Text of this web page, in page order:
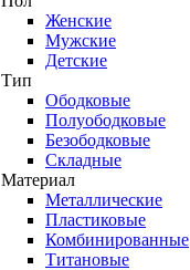
Женские
Мужские
Детские
Тип
Ободковые
Полуободковые
Безободковые
Складные
Материал
Металлические
Пластиковые
Комбинированные
Титановые